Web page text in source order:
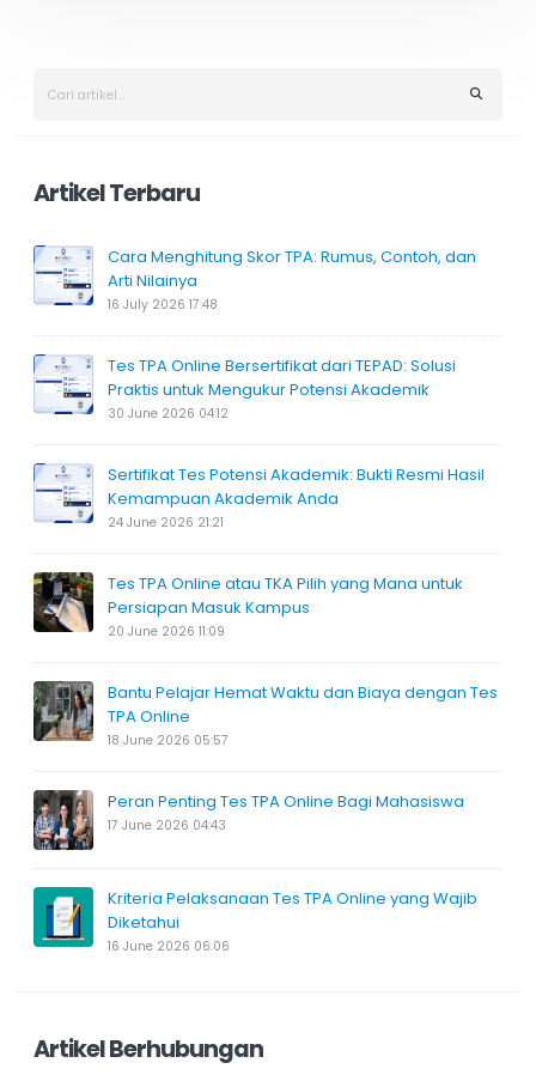
Artikel Terbaru
Cara Menghitung Skor TPA: Rumus, Contoh, dan
Arti Nilainya
16 July 2026 17:48
Tes TPA Online Bersertifikat dari TEPAD: Solusi
Praktis untuk Mengukur Potensi Akademik
30 June 2026 04:12
Sertifikat Tes Potensi Akademik: Bukti Resmi Hasil
Kemampuan Akademik Anda
24 June 2026 21:21
Tes TPA Online atau TKA Pilih yang Mana untuk
Persiapan Masuk Kampus
20 June 2026 11:09
Bantu Pelajar Hemat Waktu dan Biaya dengan Tes
TPA Online
18 June 2026 05:57
Peran Penting Tes TPA Online Bagi Mahasiswa
17 June 2026 04:43
Kriteria Pelaksanaan Tes TPA Online yang Wajib
Diketahui
16 June 2026 06:06
Artikel Berhubungan